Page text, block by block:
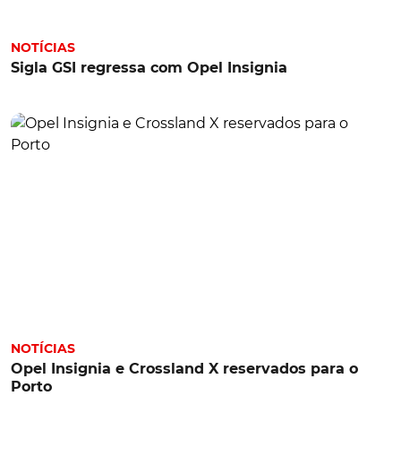
NOTÍCIAS
Sigla GSI regressa com Opel Insignia
NOTÍCIAS
Opel Insignia e Crossland X reservados para o
Porto